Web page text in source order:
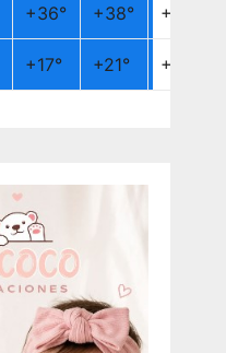
+36° +38° +
+17° +21° +